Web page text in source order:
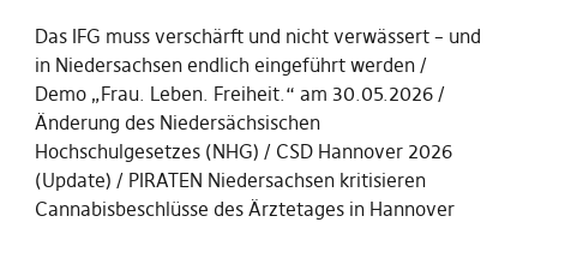
Das IFG muss verschärft und nicht verwässert – und
in Niedersachsen endlich eingeführt werden
Demo „Frau. Leben. Freiheit.“ am 30.05.2026
Änderung des Niedersächsischen
Hochschulgesetzes (NHG)
CSD Hannover 2026
(Update)
PIRATEN Niedersachsen kritisieren
Cannabisbeschlüsse des Ärztetages in Hannover